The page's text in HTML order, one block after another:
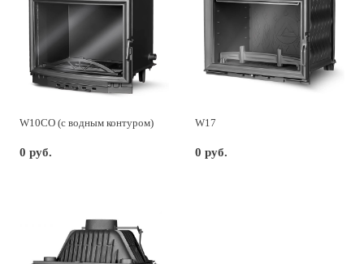
W10CO (с водным контуром)
0 руб.
W17
0 руб.